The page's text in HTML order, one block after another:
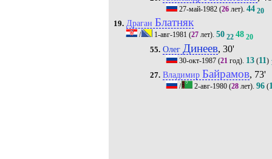
27-май-1982 (26 лет).44 20
19. Драган Блатняк
/ 1-авг-1981 (27лет). 50 22 48 20
55. Олег Динеев, 30'
30-окт-1987 (21 год). 13 (11)
27. Владимир Байрамов, 73'
/ 2-авг-1980 (28 лет).96 (